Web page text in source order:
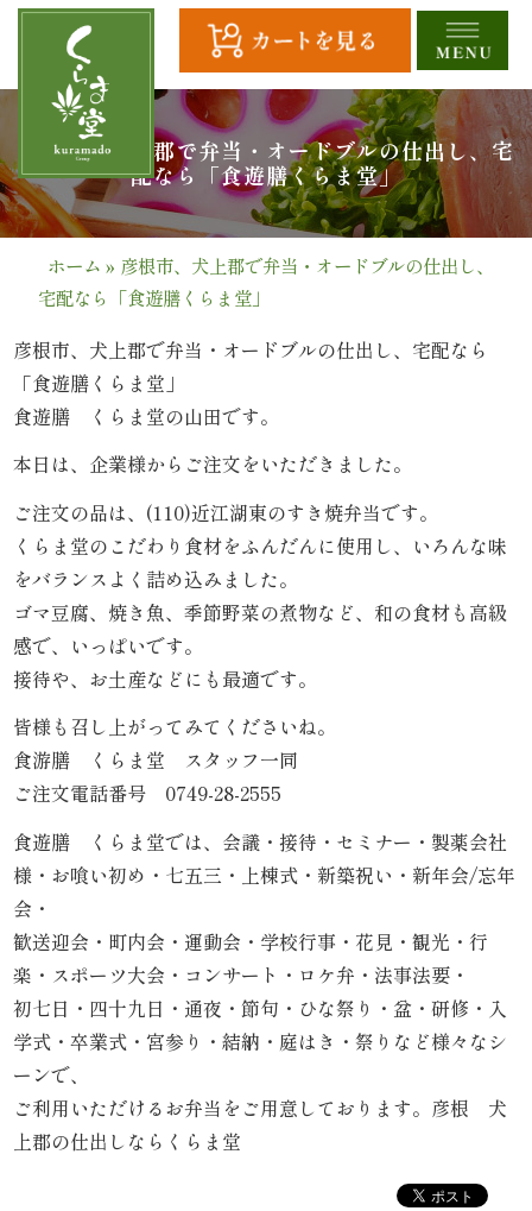
へ
ス
キ
HOME
全
品
一
覧
幕
の
内
弁
当
折
詰
当
会
席
料
理
オ
彦根市、犬上郡で弁当・オードブルの仕出し、宅
配なら「食遊膳くらま堂」
ホーム » 彦根市、犬上郡で弁当・オードブルの仕出し、
宅配なら「食遊膳くらま堂」
彦根市、犬上郡で弁当・オードブルの仕出し、宅配なら
「食遊膳くらま堂」
食遊膳 くらま堂の山田です。
本日は、企業様からご注文をいただきました。
ご注文の品は、(110)近江湖東のすき焼弁当です。
くらま堂のこだわり食材をふんだんに使用し、いろんな味
をバランスよく詰め込みました。
ゴマ豆腐、焼き魚、季節野菜の煮物など、和の食材も高級
感で、いっぱいです。
接待や、お土産などにも最適です。
皆様も召し上がってみてくださいね。
食游膳 くらま堂 スタッフ一同
ご注文電話番号 0749-28-2555
食遊膳 くらま堂では、会議・接待・セミナー・製薬会社
様・お喰い初め・七五三・上棟式・新築祝い・新年会/忘年
会・
歓送迎会・町内会・運動会・学校行事・花見・観光・行
楽・スポーツ大会・コンサート・ロケ弁・法事法要・
初七日・四十九日・通夜・節句・ひな祭り・盆・研修・入
学式・卒業式・宮参り・結納・庭はき・祭りなど様々なシ
ーンで、
ご利用いただけるお弁当をご用意しております。彦根 犬
上郡の仕出しならくらま堂